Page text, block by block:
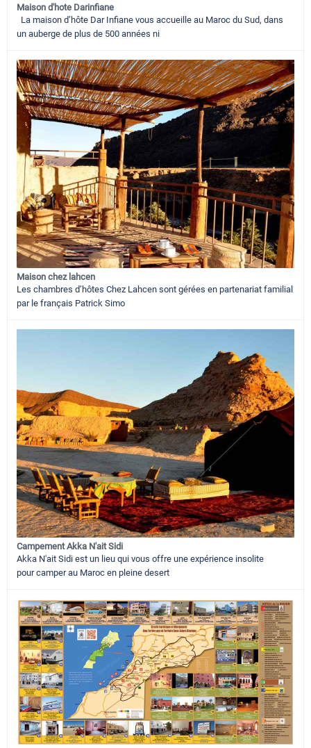
Maison d'hote Darinfiane
La maison d’hôte Dar Infiane vous accueille au Maroc du Sud, dans
un auberge de plus de 500 années ni
Maison chez lahcen
Les chambres d’hôtes Chez Lahcen sont gérées en partenariat familial
par le français Patrick Simo
Campement Akka N'ait Sidi
Akka N'ait Sidi est un lieu qui vous offre une expérience insolite
pour camper au Maroc en pleine desert